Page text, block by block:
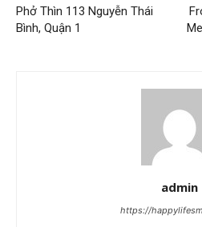
Phở Thìn 113 Nguyễn Thái
Bình, Quận 1
admin
https://